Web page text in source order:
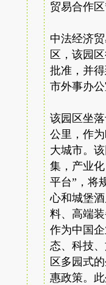
贸易合作
中法经济
区，该园
批准，并
市外事办
该园区坐
公里，作
大城市。
集，产业
平台”，将
心和城堡
料、高端
作为中国
态、科技
区多园式
惠政策。